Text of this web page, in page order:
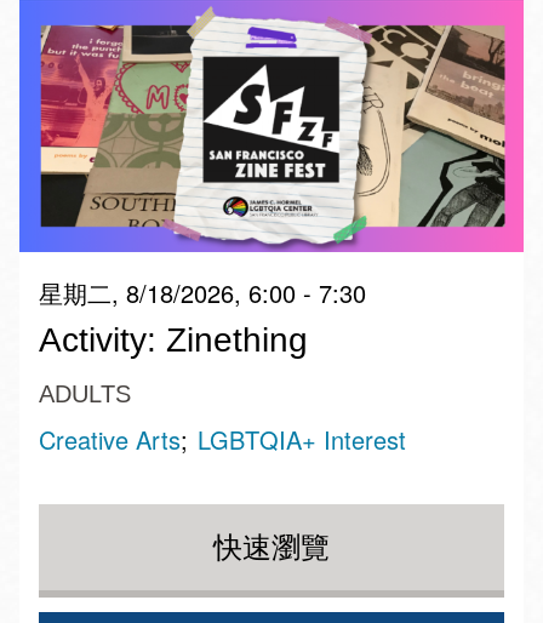
星期二, 8/18/2026, 6:00 - 7:30
Activity: Zinething
ADULTS
Creative Arts LGBTQIA+ Interest
快速瀏覽